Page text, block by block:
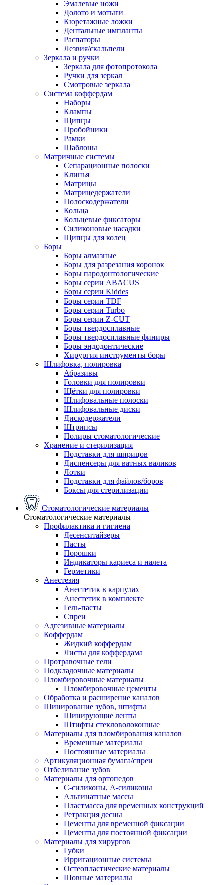
Эмалевые ножи
Долото и мотыги
Кюретажные ложки
Дентальные импланты
Распаторы
Лезвия/скальпели
Зеркала и ручки
Зеркала для фотопротокола
Ручки для зеркал
Смотровые зеркала
Система коффердам
Наборы
Клампы
Щипцы
Пробойники
Рамки
Шаблоны
Матричные системы
Сепарационные полоски
Клинья
Матрицы
Матрицедержатели
Полоскодержатели
Кольца
Кольцевые фиксаторы
Силиконовые насадки
Щипцы для колец
Боры
Боры алмазные
Боры для разрезания коронок
Боры пародонтологические
Боры серии ABACUS
Боры серии Kiddes
Боры серии TDF
Боры серии Turbo
Боры серии Z-CUT
Боры твердосплавные
Боры твердосплавные финиры
Боры эндодонтические
Хирургия инструменты боры
Шлифовка, полировка
Абразивы
Головки для полировки
Щётки для полировки
Шлифовальные полоски
Шлифовальные диски
Дискодержатели
Штрипсы
Полиры стоматологические
Хранение и стерилизация
Подставки для шприцов
Диспенсеры для ватных валиков
Лотки
Подставки для файлов/боров
Боксы для стерилизации
Стоматологические материалы
Стоматологические материалы
Профилактика и гигиена
Десенситайзеры
Пасты
Порошки
Индикаторы кариеса и налета
Герметики
Анестезия
Анестетик в карпулах
Анестетик в комплекте
Гель-пасты
Спреи
Адгезивные материалы
Коффердам
Жидкий коффердам
Листы для коффердама
Протравочные гели
Подкладочные материалы
Пломбировочные материалы
Пломбировочные цементы
Обработка и расширение каналов
Шинирование зубов, штифты
Шинирующие ленты
Штифты стекловолоконные
Материалы для пломбирования каналов
Временные материалы
Постоянные материалы
Артикуляционная бумага/спреи
Отбеливание зубов
Материалы для ортопедов
C-силиконы, А-силиконы
Альгинатные массы
Пластмасса для временных конструкций
Ретракция десны
Цементы для временной фиксации
Цементы для постоянной фиксации
Материалы для хирургов
Губки
Ирригационные системы
Остеопластические материалы
Шовные материалы